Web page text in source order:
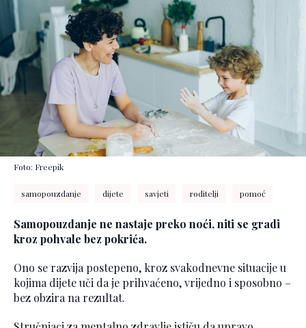
Foto: Freepik
samopouzdanje dijete savjeti roditelji pomoć
Samopouzdanje ne nastaje preko noći, niti se gradi
kroz pohvale bez pokrića.
Ono se razvija postepeno, kroz svakodnevne situacije u
kojima dijete uči da je prihvaćeno, vrijedno i sposobno –
bez obzira na rezultat.